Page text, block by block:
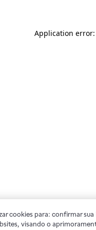
Application
cookies para: confirmar
visando o